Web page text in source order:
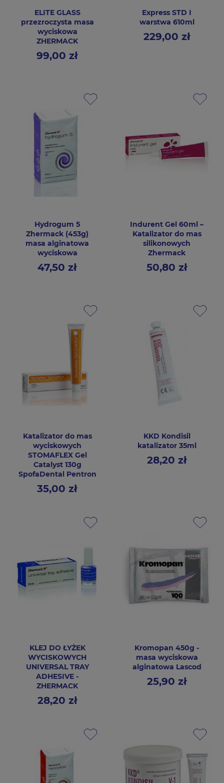
ELITE GLASS
przezroczysta masa
wyciskowa
ZHERMACK
Cena99,00 zł
Express STD I
warstwa 610ml
Cena229,00 zł
Hydrogum 5
Zhermack (453g)
masa alginatowa
wyciskowa
Cena47,50 zł
Indurent Gel 60ml –
Katalizator do mas
silikonowych
Zhermack
Cena50,80 zł
Katalizator do mas
wyciskowych
STOMAFLEX Gel
Catalyst 130g
SpofaDental Pentron
Cena35,00 zł
KKD Kondisil
katalizator 35ml
Cena28,20 zł
KLEJ DO ŁYŻEK
WYCISKOWYCH
UNIVERSAL TRAY
ADHESIVE -
ZHERMACK
Cena28,20 zł
Kromopan 450g -
masa wyciskowa
alginatowa Lascod
Cena25,90 zł